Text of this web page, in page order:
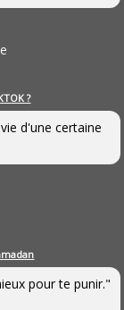
?
d'une certaine
pour te punir."